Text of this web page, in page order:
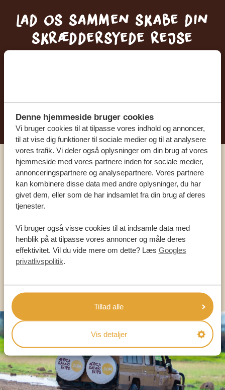
Denne hjemmeside bruger cookies
Vi bruger cookies til at tilpasse vores indhold og annoncer,
til at vise dig funktioner til sociale medier og til at analysere
vores trafik. Vi deler også oplysninger om din brug af vores
hjemmeside med vores partnere inden for sociale medier,
annonceringspartnere og analysepartnere. Vores partnere
kan kombinere disse data med andre oplysninger, du har
givet dem, eller som de har indsamlet fra din brug af deres
tjenester.
Vi bruger også visse cookies til at indsamle data med
henblik på at tilpasse vores annoncer og måle deres
effektivitet. Vil du vide mere om dette? Læs Googles
privatlivspolitik.
Tillad alle
Vis detaljer
Lad os sammen skabe din
skræddersyede rejse
Ring til en ekspert
VORES SPECIALISTER ER HER FOR AT
DA:+45 89 88 83 62